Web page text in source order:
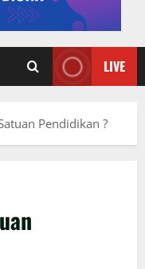
LIVE
Pendidikan ?